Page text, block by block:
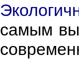
самым